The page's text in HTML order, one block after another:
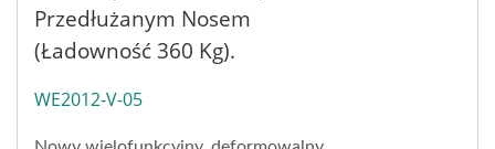
Przedłużanym Nosem
(ładowność 360 Kg).
WE2012-V-05